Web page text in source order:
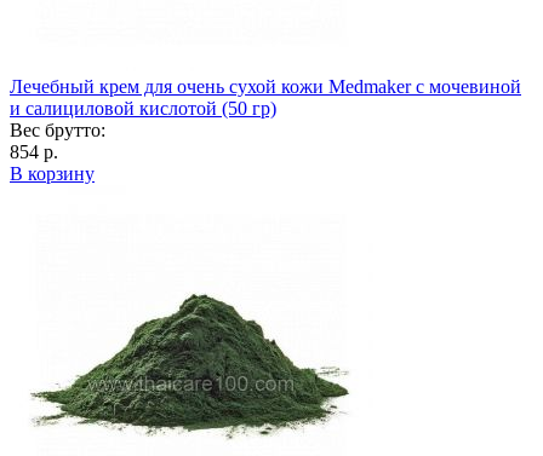
Лечебный крем для очень сухой кожи Medmaker с мочевиной
и салициловой кислотой (50 гр)
Вес брутто:
854 р.
В корзину